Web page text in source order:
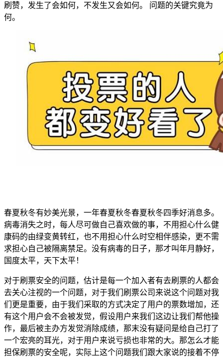
刷赞，发生了会如何，不发生又会如何。 问题的关键究竟为
何。
春夏秋冬有妙美光景，一年春夏秋冬春夏秋冬四季好消息多。
病毒消失之时，每人尽可做自己喜欢做的事，不用担心什么健
康码的由绿变黄转红，也不用担心什么时空相伴感染，更不需
求担心自己被隔离禁足。没有病毒的日子，那才叫年月静好，
国度太平，天下太平！
对于刷票安全的问题，估计是每一个加入者有去刷票的人都会
去关心注视的一个问题，对于我们刷票公司来说这个问题对我
们更是重要，由于我们采取的方式决定了用户的票数增加，还
有这个用户会不会被发觉，假设用户来我们这边让我们帮他操
作，最后被主办方发觉消除成绩，那末没有疑问是给自己打了
一个宏亮的耳光，对于用户来说亏损也非常的大。那怎么才能
担保刷票的安全呢，实际上这个问题我们跟大家说的接着不停